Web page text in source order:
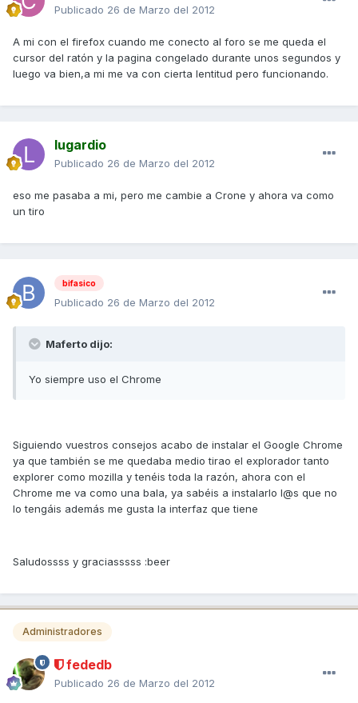
Publicado 26 de Marzo del 2012
A mi con el firefox cuando me conecto al foro se me queda el
cursor del ratón y la pagina congelado durante unos segundos y
luego va bien,a mi me va con cierta lentitud pero funcionando.
lugardio
Publicado 26 de Marzo del 2012
eso me pasaba a mi, pero me cambie a Crone y ahora va como
un tiro
bifasico
Publicado 26 de Marzo del 2012
Maferto dijo:
Yo siempre uso el Chrome
Siguiendo vuestros consejos acabo de instalar el Google Chrome
ya que también se me quedaba medio tirao el explorador tanto
explorer como mozilla y tenéis toda la razón, ahora con el
Chrome me va como una bala, ya sabéis a instalarlo l@s que no
lo tengáis además me gusta la interfaz que tiene
Saludossss y graciasssss :beer
Administradores
fededb
Publicado 26 de Marzo del 2012